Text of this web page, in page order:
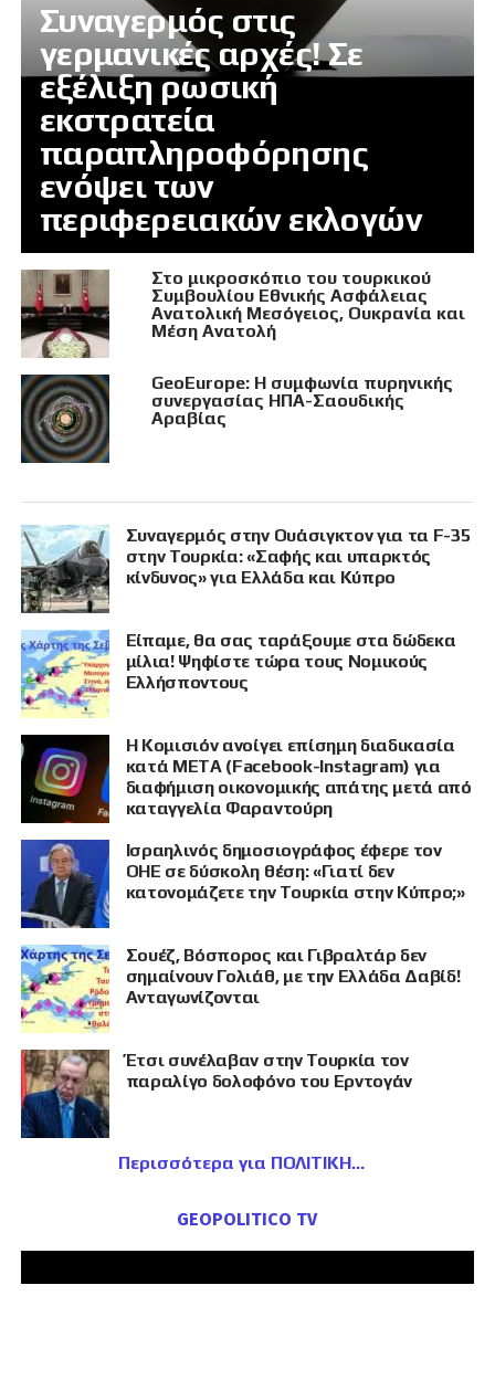
Συναγερμός στις
γερμανικές αρχές! Σε
εξέλιξη ρωσική
εκστρατεία
παραπληροφόρησης
ενόψει των
περιφερειακών εκλογών
Στο μικροσκόπιο του τουρκικού
Συμβουλίου Εθνικής Ασφάλειας
Ανατολική Μεσόγειος, Ουκρανία και
Μέση Ανατολή
GeoEurope: Η συμφωνία πυρηνικής
συνεργασίας ΗΠΑ-Σαουδικής
Αραβίας
Συναγερμός στην Ουάσιγκτον για τα F-35
στην Τουρκία: «Σαφής και υπαρκτός
κίνδυνος» για Ελλάδα και Κύπρο
Είπαμε, θα σας ταράξουμε στα δώδεκα
μίλια! Ψηφίστε τώρα τους Νομικούς
Ελλήσποντους
Η Κομισιόν ανοίγει επίσημη διαδικασία
κατά META (Facebook-Instagram) για
διαφήμιση οικονομικής απάτης μετά από
καταγγελία Φαραντούρη
Ισραηλινός δημοσιογράφος έφερε τον
ΟΗΕ σε δύσκολη θέση: «Γιατί δεν
κατονομάζετε την Τουρκία στην Κύπρο;»
Σουέζ, Βόσπορος και Γιβραλτάρ δεν
σημαίνουν Γολιάθ, με την Ελλάδα Δαβίδ!
Ανταγωνίζονται
Έτσι συνέλαβαν στην Τουρκία τον
παραλίγο δολοφόνο του Ερντογάν
Περισσότερα για ΠΟΛΙΤΙΚΗ
GEOPOLITICO TV